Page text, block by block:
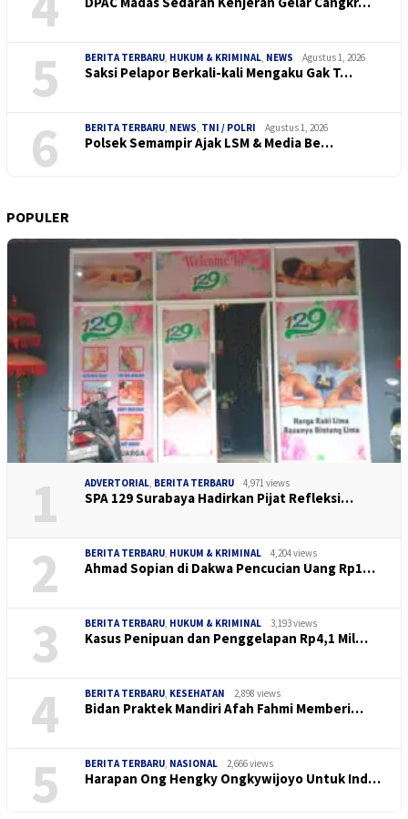
5 BERITA TERBARU, HUKUM & KRIMINAL, NEWS Agustus 1, 2026
Saksi Pelapor Berkali-kali Mengaku Gak T…
6 BERITA TERBARU, NEWS, TNI / POLRI Agustus 1, 2026
Polsek Semampir Ajak LSM & Media Be…
POPULER
1 ADVERTORIAL, BERITA TERBARU 4,971 views
SPA 129 Surabaya Hadirkan Pijat Refleksi…
2 BERITA TERBARU, HUKUM & KRIMINAL 4,204 views
Ahmad Sopian di Dakwa Pencucian Uang Rp1…
3 BERITA TERBARU, HUKUM & KRIMINAL 3,193 views
Kasus Penipuan dan Penggelapan Rp4,1 Mil…
4 BERITA TERBARU, KESEHATAN 2,898 views
Bidan Praktek Mandiri Afah Fahmi Memberi…
5 BERITA TERBARU, NASIONAL 2,666 views
Harapan Ong Hengky Ongkywijoyo Untuk Ind…